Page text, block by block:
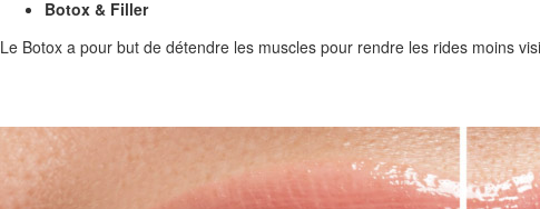
Botox & Filler
Le Botox a pour but de détendre les muscles pour rendre les rides moins